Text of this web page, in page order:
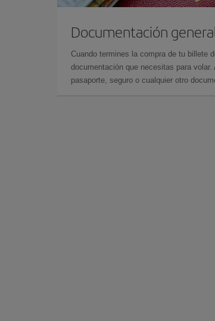
Documentación
Cuando termines la compra de tu billete
documentación que necesitas para
pasaporte, seguro o cualquier otro